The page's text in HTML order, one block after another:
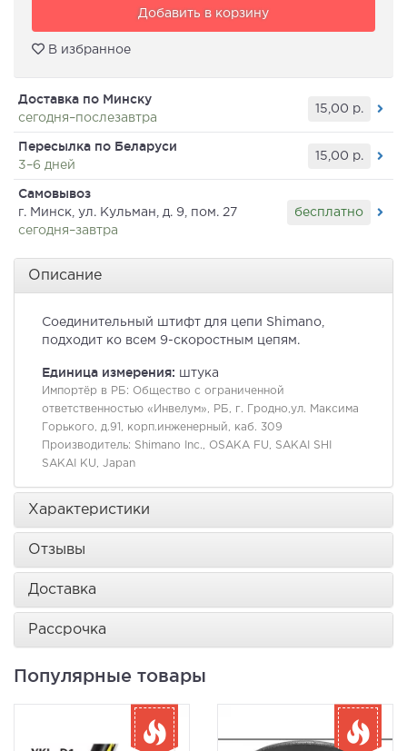
Добавить в корзину
В избранное
Доставка по Минску
сегодня–послезавтра
15,00 р.
Пересылка по Беларуси
3–6 дней
15,00 р.
Самовывоз
г. Минск, ул. Кульман, д. 9, пом. 27
сегодня–завтра
бесплатно
Описание
Соединительный штифт для цепи Shimano,
подходит ко всем 9-скоростным цепям.
Единица измерения: штука
Импортёр в РБ: Общество с ограниченной
ответственностью «Инвелум», РБ, г. Гродно,ул. Максима
Горького, д.91, корп.инженерный, каб. 309
Производитель: Shimano Inc., OSAKA FU, SAKAI SHI
SAKAI KU, Japan
Характеристики
Отзывы
Доставка
Рассрочка
Популярные товары